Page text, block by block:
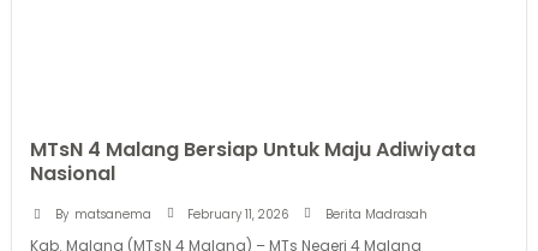
MTsN 4 Malang Bersiap Untuk Maju Adiwiyata
Nasional
By matsanema February 11, 2026 Berita Madrasah
Kab. Malang (MTsN 4 Malang) – MTs Negeri 4 Malang